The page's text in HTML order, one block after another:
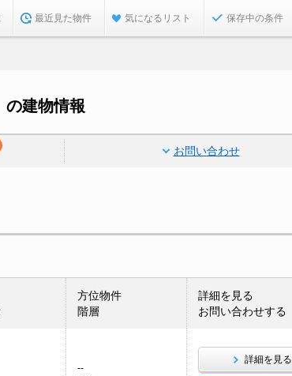
最近見た物件 気になるリスト 保存中の条件
の建物情報
お問い合わせ
方位物件
階層
詳細を見る
お問い合わせする
--
詳細を見る